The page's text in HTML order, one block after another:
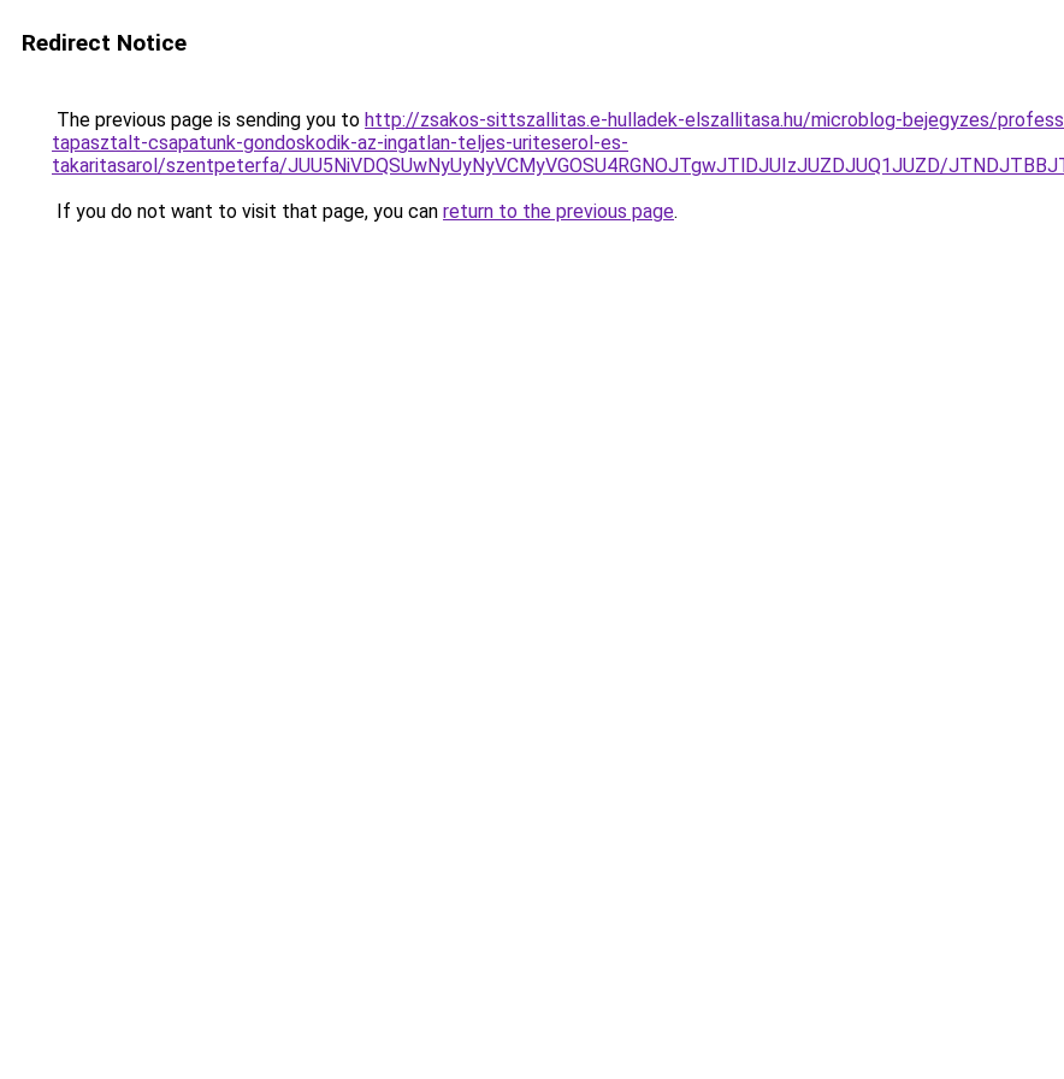
Redirect Notice
The previous page is sending you to http://zsakos-sittszallitas.e-hulladek-elszallitasa.hu/microblog-bejegyzes/
tapasztalt-csapatunk-gondoskodik-az-ingatlan-teljes-uriteserol-es-
takaritasarol/szentpeterfa/JUU5NiVDQSUwNyUyNyVCMyVGOSU4RGNOJTgwJTlDJUIzJUZDJUQ1JUZD/
If you do not want to visit that page, you can return to the previous page.